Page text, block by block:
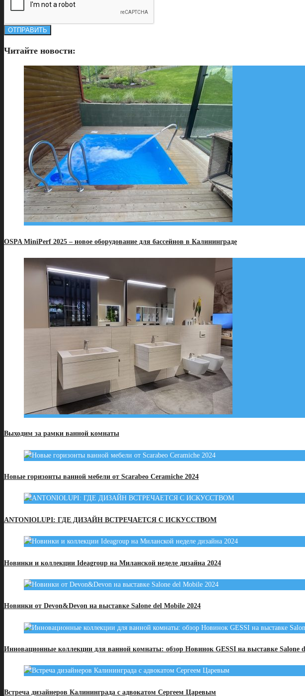
Читайте новости:
OSPA MiniPerf 2025 – новое оборудование для бассейнов в Калининграде
Выходим за рамки ванной комнаты
Новые горизонты ванной мебели от Scarabeo Ceramiche 2024
ANTONIOLUPI: ГДЕ ДИЗАЙН ВСТРЕЧАЕТСЯ С ИСКУССТВОМ
Новинки и коллекции Ideagroup на Миланской неделе дизайна 2024
Новинки от Devon&Devon на выставке Salone del Mobile 2024
Инновационные коллекции для ванной комнаты: обзор Новинок GESSI на выставке Salone
Встреча дизайнеров Калининграда с адвокатом Сергеем Царевым